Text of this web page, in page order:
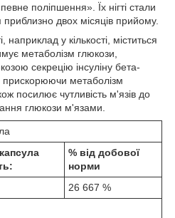
поліпшення». Їх нігті стали
приблизно двох місяців прийому.
наприклад у кількості, міститься
метаболізм глюкози,
секрецію інсуліну бета-
прискорюючи метаболізм
посилює чутливість м'язів до
глюкози м'язами.
% від добової
норми
26 667 %